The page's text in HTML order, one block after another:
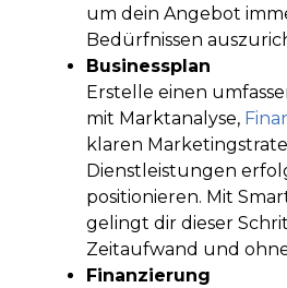
um dein Angebot
Bedürfnissen
Businessplan
Erstelle einen
mit Marktanalyse,
klaren
Dienstleistungen
positionieren. Mit
gelingt dir dieser
Zeitaufwand und
Finanzierung